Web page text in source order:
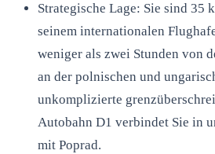
Strategische Lage: Sie sind 35
seinem internationalen
weniger als zwei Stunden von
an der polnischen und
unkomplizierte
Autobahn D1 verbindet Sie in
mit Poprad.